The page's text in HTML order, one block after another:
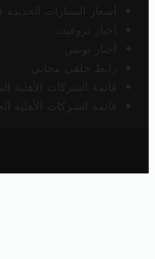
أسعار السيارات
أخبار تروفيت
أخبار تونس
رابط خلفي مجاني
قائمة الشركات الأهلية
قائمة الشركات الأهلية